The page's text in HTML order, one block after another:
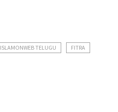
ISLAMONWEB TELUGU FITRA